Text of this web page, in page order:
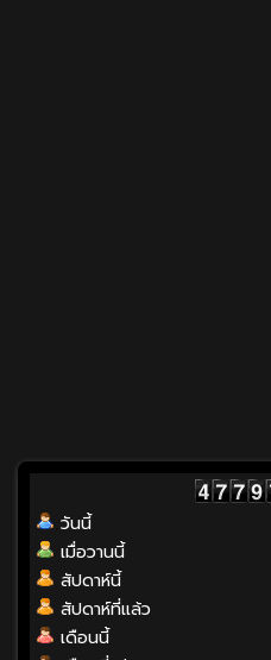
วันนี้
เมื่อวานนี้
สัปดาห์นี้
สัปดาห์ที่แล้ว
เดือนนี้